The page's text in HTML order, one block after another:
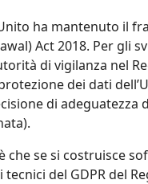
ha mantenuto il
Act 2018. Per gli
di vigilanza nel
dei dati
di adeguatezza
che se si costruisce
del GDPR del